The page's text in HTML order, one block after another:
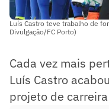
Luís Castro teve trabalho de
Divulgação/FC Porto)
Cada vez mais
Luís Castro
projeto de